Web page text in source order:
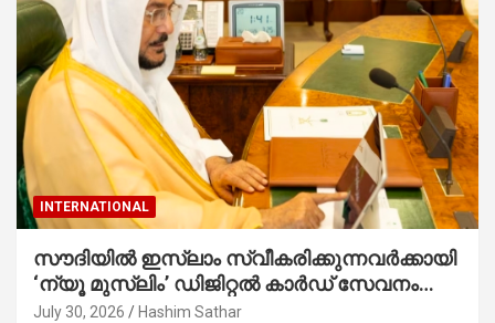
INTERNATIONAL
സൗദിയില്‍ ഇസ്‌ലാം സ്വീകരിക്കുന്നവര്‍ക്കായി
‘ന്യൂ മുസ്ലിം’ ഡിജിറ്റല്‍ കാര്‍ഡ് സേവനം
ആരംഭിച്ചു
July 30, 2026 Hashim Sathar